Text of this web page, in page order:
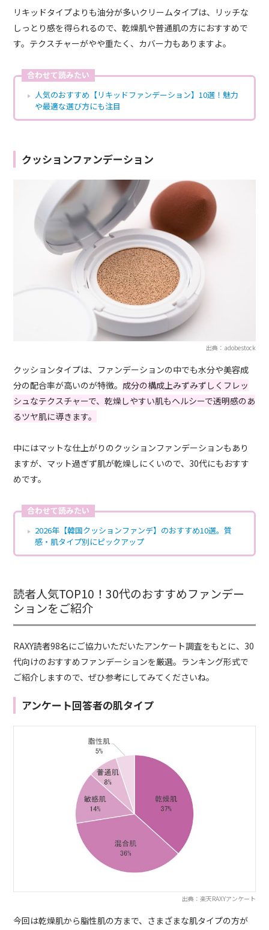
リキッドタイプよりも油分が多いクリームタイプは、リッチな
しっとり感を得られるので、乾燥肌や普通肌の方におすすめで
す。テクスチャーがやや重たく、カバー力もありますよ。
合わせて読みたい
人気のおすすめ【リキッドファンデーション】10選！魅力
や最適な選び方にも注目
クッションファンデーション
出典：adobestock
クッションタイプは、ファンデーションの中でも水分や美容成
分の配合率が高いのが特徴。 成分の構成上みずみずしくフレッ
シュなテクスチャーで、乾燥しやすい肌もヘルシーで透明感のあ
るツヤ肌に導きます。
中にはマットな仕上がりのクッションファンデーションもあり
ますが、マット過ぎず肌が乾燥しにくいので、30代にもおすす
めです。
合わせて読みたい
2026年【韓国クッションファンデ】のおすすめ10選。質
感・肌タイプ別にピックアップ
読者人気TOP10！30代のおすすめファンデー
ションをご紹介
RAXY読者98名にご協力いただいたアンケート調査をもとに、30
代向けのおすすめファンデーションを厳選。ランキング形式で
ご紹介しますので、ぜひ参考にしてみてくださいね。
アンケート回答者の肌タイプ
出典：楽天RAXYアンケート
今回は乾燥肌から脂性肌の方まで、さまざまな肌タイプの方が